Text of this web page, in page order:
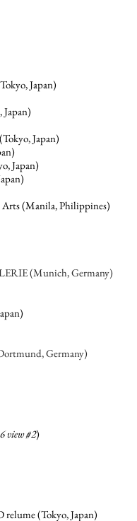
Japan)
Japan)
Japan)
(Manila, Philippines)
(Munich, Germany)
Germany)
view #2)
(Tokyo, Japan)